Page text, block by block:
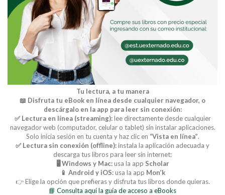
Tu lectura, a tu manera
📖 Disfruta tu eBook en línea desde cualquier navegador, o
descárgalo en la app para leer sin conexión:
✅ Lectura en línea (streaming):lee directamente desde cualquier
navegador web (computador, celular o tablet) sin instalar aplicaciones.
Solo inicia sesión en tu cuenta y haz clic en “Vista en línea”.
✅ Lectura sin conexión (offline):instala la aplicación adecuada y
descarga tus libros para leer sin internet:
🖥️ Windows y Mac:usa la app Scholar
📱 Android y iOS:usa la app Mon’k
👉 Elige la opción que prefieras y disfruta tus libros donde quieras.
📘 Consulta aquí la guía de acceso a eBooks